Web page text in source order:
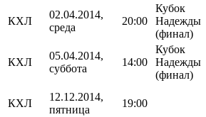
КХЛ
02.04.2014,
среда
20:00
Кубок
Надежды
(финал)
КХЛ
05.04.2014,
суббота
14:00
Кубок
Надежды
(финал)
КХЛ
12.12.2014,
пятница
19:00